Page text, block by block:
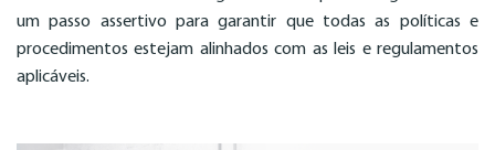
um passo assertivo para garantir que todas as políticas e
procedimentos estejam alinhados com as leis e regulamentos
aplicáveis.